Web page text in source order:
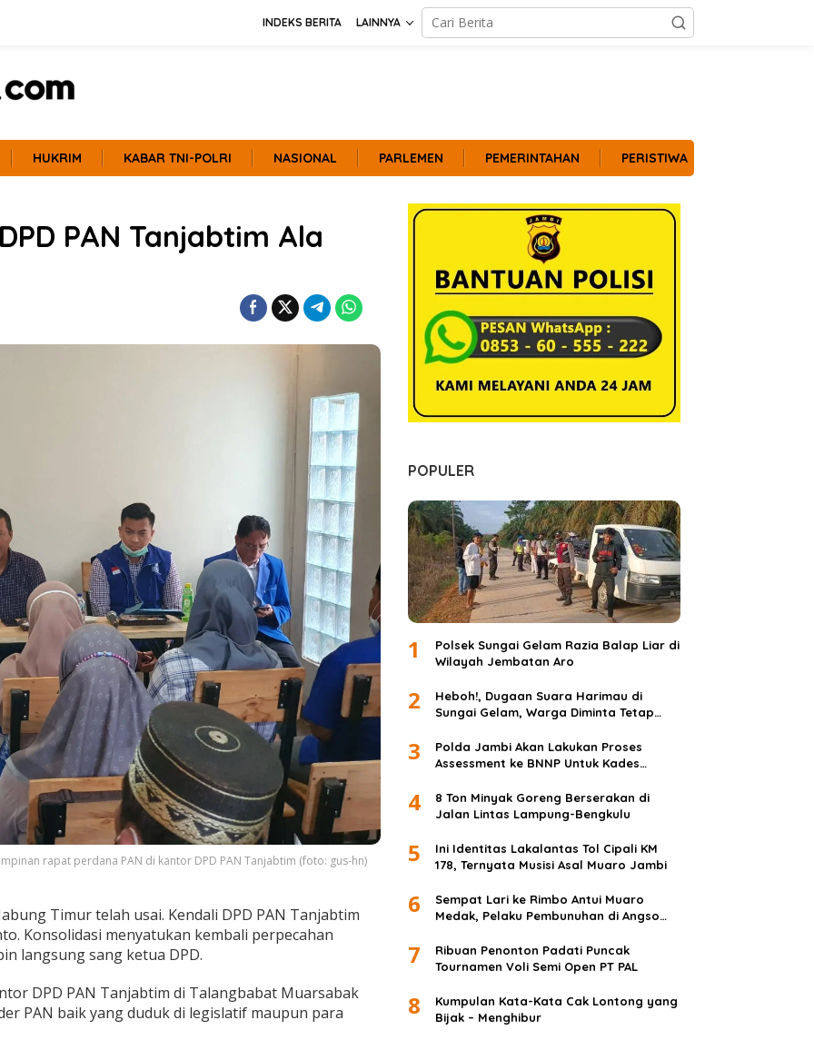
INDEKS BERITA LAINNYA
HUKRIM KABAR TNI-POLRI NASIONAL PARLEMEN PEMERINTAHAN PERISTIWA
PAN Tanjabtim Ala
rapat perdana PAN di kantor DPD PAN Tanjabtim (foto: gus-hn)
Timur telah usai. Kendali DPD PAN Tanjabtim
Konsolidasi menyatukan kembali perpecahan
langsung sang ketua DPD.
DPD PAN Tanjabtim di Talangbabat Muarsabak
PAN baik yang duduk di legislatif maupun para
POPULER
1
Polsek Sungai Gelam Razia Balap Liar di
Wilayah Jembatan Aro
2
Heboh!, Dugaan Suara Harimau di
Sungai Gelam, Warga Diminta Tetap
3
Polda Jambi Akan Lakukan Proses
Assessment ke BNNP Untuk Kades
4
8 Ton Minyak Goreng Berserakan di
Jalan Lintas Lampung-Bengkulu
5
Ini Identitas Lakalantas Tol Cipali KM
178, Ternyata Musisi Asal Muaro Jambi
6
Sempat Lari ke Rimbo Antui Muaro
Medak, Pelaku Pembunuhan di Angso
7
Ribuan Penonton Padati Puncak
Tournamen Voli Semi Open PT PAL
8
Kumpulan Kata-Kata Cak Lontong yang
Bijak – Menghibur